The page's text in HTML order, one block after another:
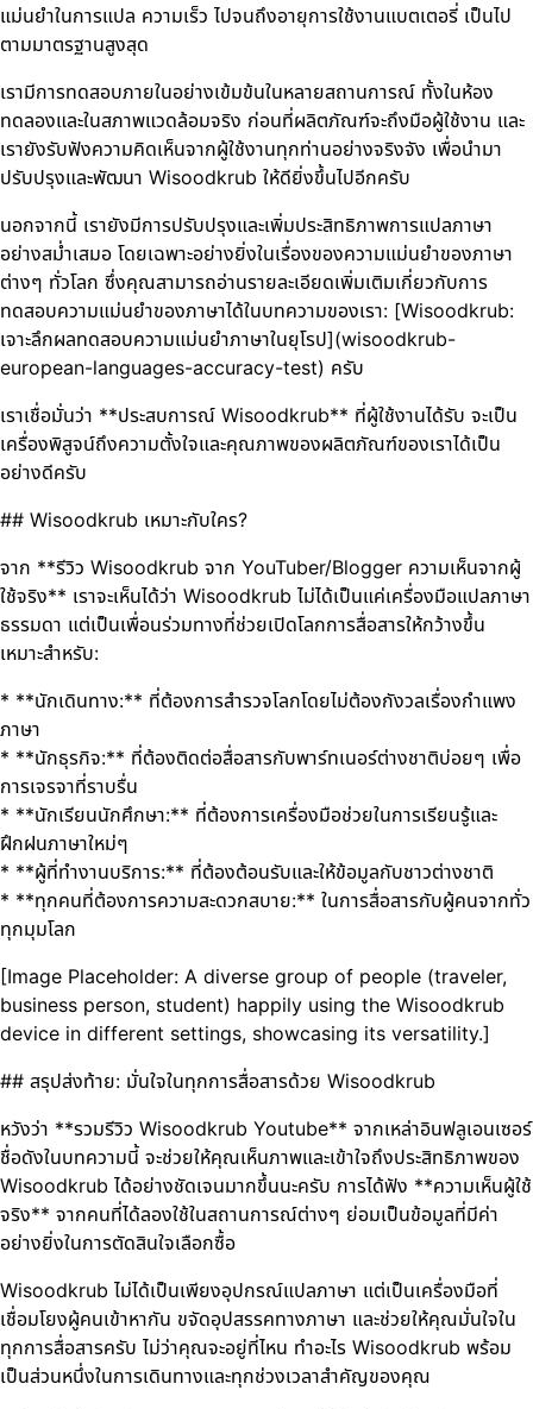
แม่นยำในการแปล ความเร็ว ไปจนถึงอายุการใช้งานแบตเตอรี่ เป็นไป
ตามมาตรฐานสูงสุด
เรามีการทดสอบภายในอย่างเข้มข้นในหลายสถานการณ์ ทั้งในห้อง
ทดลองและในสภาพแวดล้อมจริง ก่อนที่ผลิตภัณฑ์จะถึงมือผู้ใช้งาน และ
เรายังรับฟังความคิดเห็นจากผู้ใช้งานทุกท่านอย่างจริงจัง เพื่อนำมา
ปรับปรุงและพัฒนา Wisoodkrub ให้ดียิ่งขึ้นไปอีกครับ
นอกจากนี้ เรายังมีการปรับปรุงและเพิ่มประสิทธิภาพการแปลภาษา
อย่างสม่ำเสมอ โดยเฉพาะอย่างยิ่งในเรื่องของความแม่นยำของภาษา
ต่างๆ ทั่วโลก ซึ่งคุณสามารถอ่านรายละเอียดเพิ่มเติมเกี่ยวกับการ
ทดสอบความแม่นยำของภาษาได้ในบทความของเรา: [Wisoodkrub:
เจาะลึกผลทดสอบความแม่นยำภาษาในยุโรป](wisoodkrub-
european-languages-accuracy-test) ครับ
เราเชื่อมั่นว่า **ประสบการณ์ Wisoodkrub** ที่ผู้ใช้งานได้รับ จะเป็น
เครื่องพิสูจน์ถึงความตั้งใจและคุณภาพของผลิตภัณฑ์ของเราได้เป็น
อย่างดีครับ
## Wisoodkrub เหมาะกับใคร?
จาก **รีวิว Wisoodkrub จาก YouTuber/Blogger ความเห็นจากผู้
ใช้จริง** เราจะเห็นได้ว่า Wisoodkrub ไม่ได้เป็นแค่เครื่องมือแปลภาษา
ธรรมดา แต่เป็นเพื่อนร่วมทางที่ช่วยเปิดโลกการสื่อสารให้กว้างขึ้น
เหมาะสำหรับ:
* **นักเดินทาง:** ที่ต้องการสำรวจโลกโดยไม่ต้องกังวลเรื่องกำแพง
ภาษา
* **นักธุรกิจ:** ที่ต้องติดต่อสื่อสารกับพาร์ทเนอร์ต่างชาติบ่อยๆ เพื่อ
การเจรจาที่ราบรื่น
* **นักเรียนนักศึกษา:** ที่ต้องการเครื่องมือช่วยในการเรียนรู้และ
ฝึกฝนภาษาใหม่ๆ
* **ผู้ที่ทำงานบริการ:** ที่ต้องต้อนรับและให้ข้อมูลกับชาวต่างชาติ
* **ทุกคนที่ต้องการความสะดวกสบาย:** ในการสื่อสารกับผู้คนจากทั่ว
ทุกมุมโลก
[Image Placeholder: A diverse group of people (traveler,
business person, student) happily using the Wisoodkrub
device in different settings, showcasing its versatility.]
## สรุปส่งท้าย: มั่นใจในทุกการสื่อสารด้วย Wisoodkrub
หวังว่า **รวมรีวิว Wisoodkrub Youtube** จากเหล่าอินฟลูเอนเซอร์
ชื่อดังในบทความนี้ จะช่วยให้คุณเห็นภาพและเข้าใจถึงประสิทธิภาพของ
Wisoodkrub ได้อย่างชัดเจนมากขึ้นนะครับ การได้ฟัง **ความเห็นผู้ใช้
จริง** จากคนที่ได้ลองใช้ในสถานการณ์ต่างๆ ย่อมเป็นข้อมูลที่มีค่า
อย่างยิ่งในการตัดสินใจเลือกซื้อ
Wisoodkrub ไม่ได้เป็นเพียงอุปกรณ์แปลภาษา แต่เป็นเครื่องมือที่
เชื่อมโยงผู้คนเข้าหากัน ขจัดอุปสรรคทางภาษา และช่วยให้คุณมั่นใจใน
ทุกการสื่อสารครับ ไม่ว่าคุณจะอยู่ที่ไหน ทำอะไร Wisoodkrub พร้อม
เป็นส่วนหนึ่งในการเดินทางและทุกช่วงเวลาสำคัญของคุณ